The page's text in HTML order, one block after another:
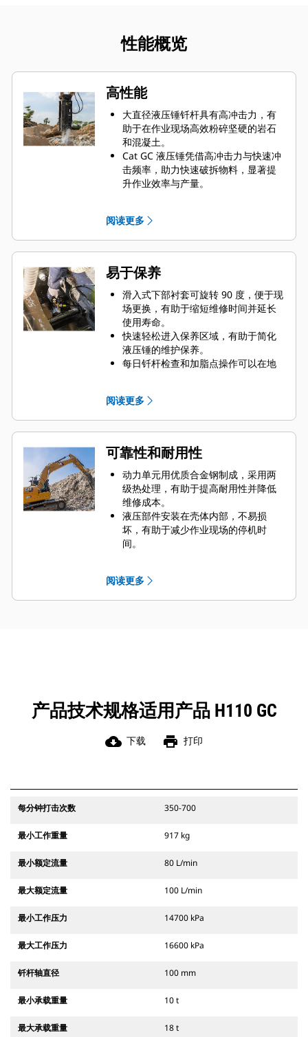
性能概览
高性能
大直径液压锤钎杆具有高冲击力，有
助于在作业现场高效粉碎坚硬的岩石
和混凝土。
Cat GC 液压锤凭借高冲击力与快速冲
击频率，助力快速破拆物料，显著提
升作业效率与产量。
性。
阅读更多
易于保养
滑入式下部衬套可旋转 90 度，便于现
场更换，有助于缩短维修时间并延长
使用寿命。
快速轻松进入保养区域，有助于简化
液压锤的维护保养。
每日钎杆检查和加脂点操作可以在地
加固的连接紧固件与简易的螺栓紧固
流程相结合，确保接头坚固耐用，有
效延长液压锤的使用寿命。
阅读更多
可靠性和耐用性
动力单元用优质合金钢制成，采用两
级热处理，有助于提高耐用性并降低
维修成本。
液压部件安装在壳体内部，不易损
坏，有助于减少作业现场的停机时
间。
染。
阅读更多
产品技术规格适用产品 H110 GC
cloud_download 下载 print 打印
每分钟打击次数 350-700
最小工作重量 917 kg
最小额定流量 80 L/min
最大额定流量 100 L/min
最小工作压力 14700 kPa
最大工作压力 16600 kPa
钎杆轴直径 100 mm
最小承载重量 10 t
最大承载重量 18 t